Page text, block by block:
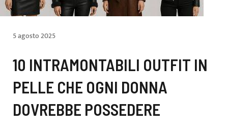
5 agosto 2025
10 INTRAMONTABILI OUTFIT IN
PELLE CHE OGNI DONNA
DOVREBBE POSSEDERE